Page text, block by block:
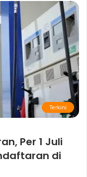
Terkini
Per 1 Juli
di